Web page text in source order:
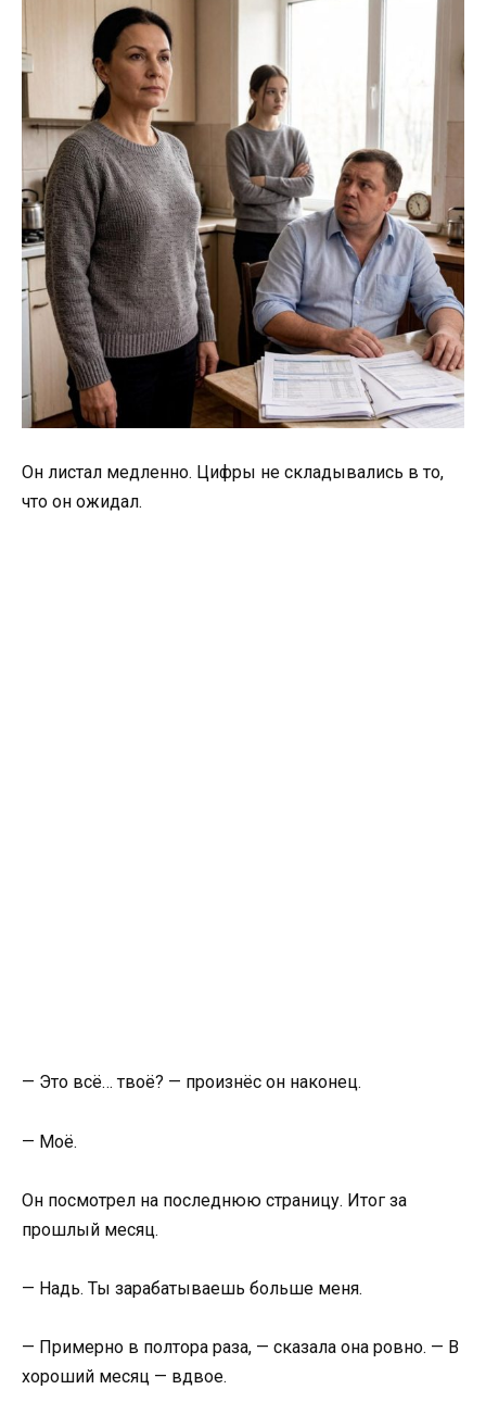
Он листал медленно. Цифры не складывались в то,
что он ожидал.
— Это всё… твоё? — произнёс он наконец.
— Моё.
Он посмотрел на последнюю страницу. Итог за
прошлый месяц.
— Надь. Ты зарабатываешь больше меня.
— Примерно в полтора раза, — сказала она ровно. — В
хороший месяц — вдвое.